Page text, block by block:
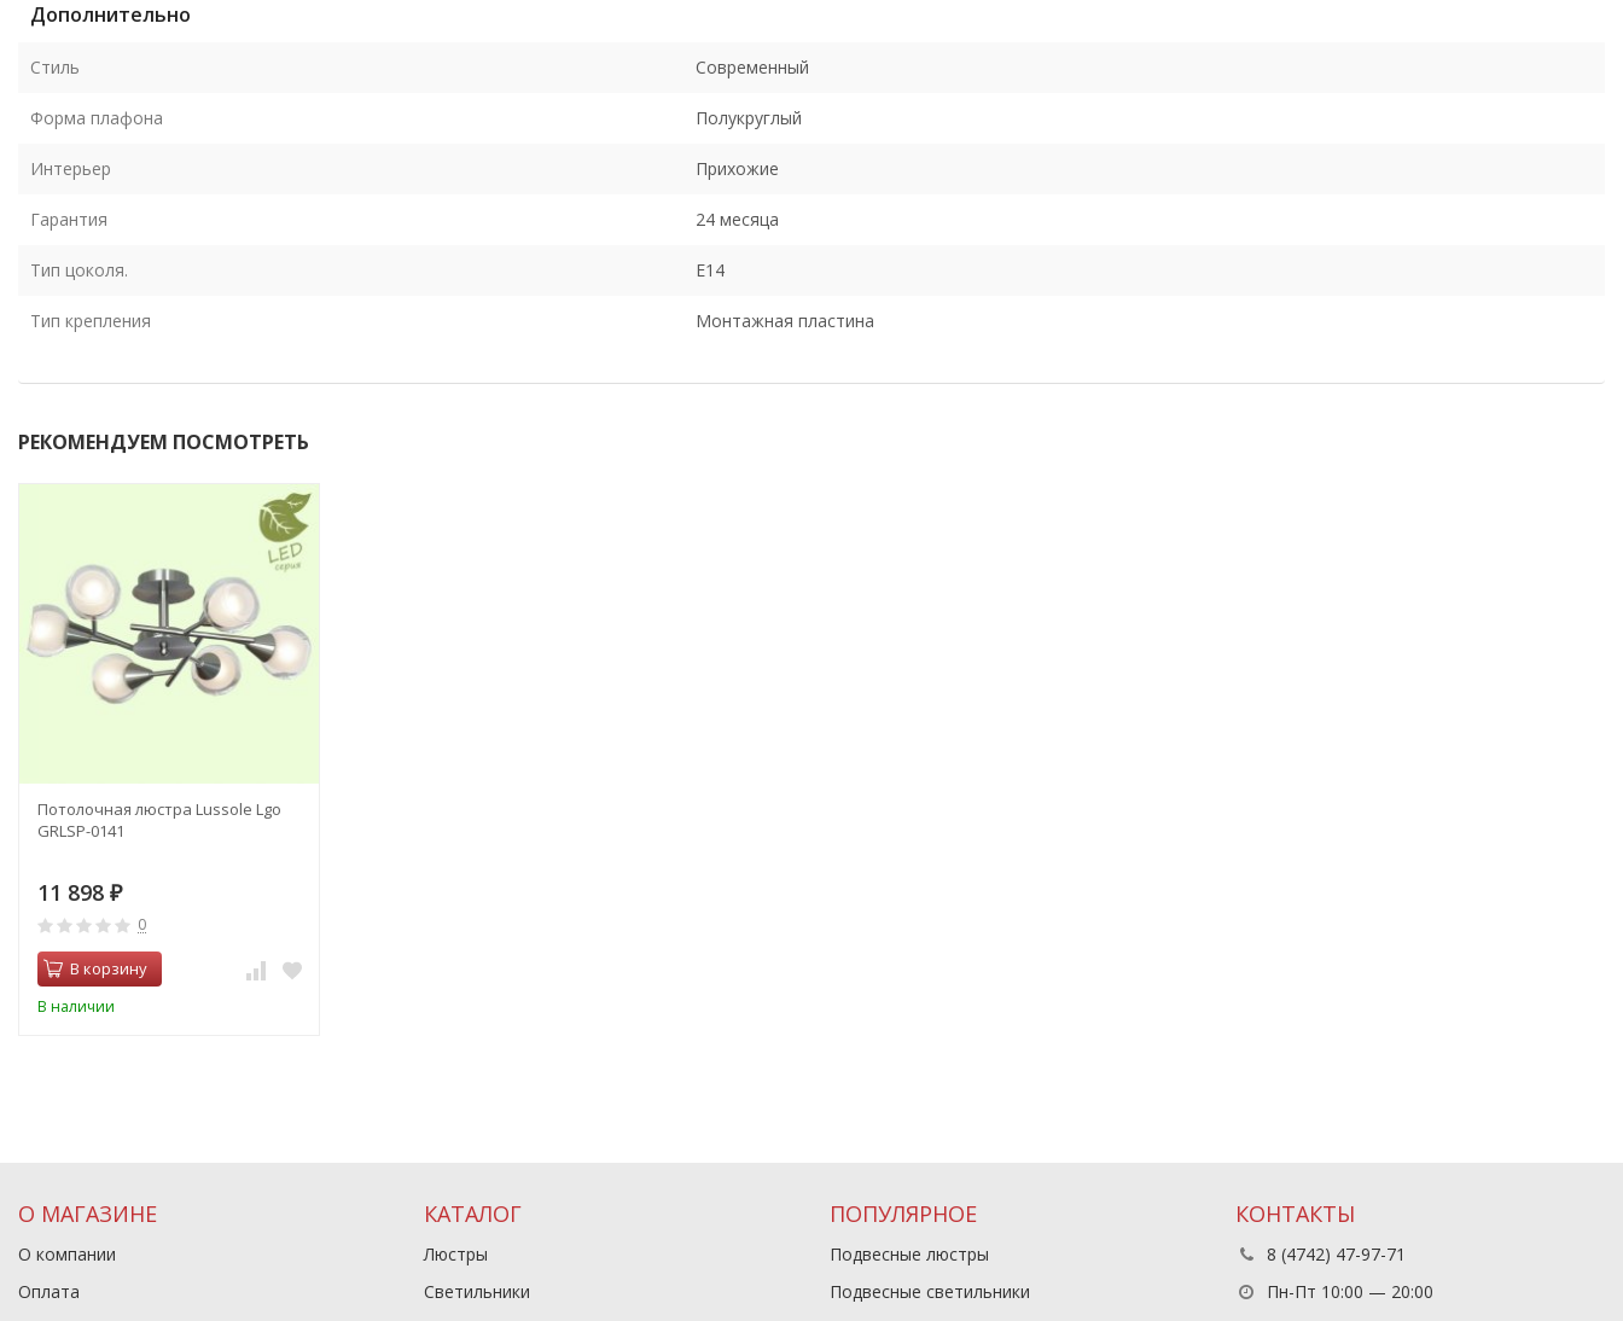
Дополнительно
Стиль Современный
Форма плафона Полукруглый
Интерьер Прихожие
Гарантия 24 месяца
Тип цоколя. E14
Тип крепления Монтажная пластина
РЕКОМЕНДУЕМ ПОСМОТРЕТЬ
Потолочная люстра Lussole Lgo
GRLSP-0141
11 898 ₽
0
В корзину
В наличии
О МАГАЗИНЕ
О компании
Оплата
КАТАЛОГ
Люстры
Светильники
ПОПУЛЯРНОЕ
Подвесные люстры
Подвесные светильники
КОНТАКТЫ
8 (4742) 47-97-71
Пн-Пт 10:00 — 20:00